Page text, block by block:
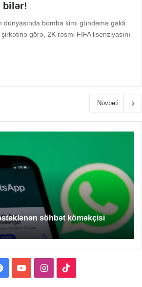
bilər!
dünyasında bomba kimi gündəmə gəldi.
görə, 2K rəsmi FIFA lisenziyasını
Növbəti
söhbət köməkçisi
Facebook
YouTubeInstagram